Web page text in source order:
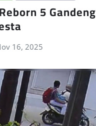
5 Gandeng
16, 2025